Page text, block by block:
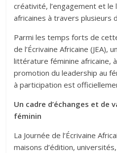
créativité, l’engagement et
africaines à travers plusieurs
Parmi les temps forts de
de l’Écrivaine Africaine (JEA),
littérature féminine africaine,
promotion du leadership au
à participation est
Un cadre d’échanges et de
féminin
La Journée de l’Écrivaine
maisons d’édition,